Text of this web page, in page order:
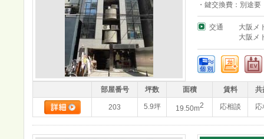
・鍵交換費：別途要
交通
大阪メ
大阪メ
部屋番号 坪数 面積 賃料 共
203 5.9坪 19.50m2 応相談